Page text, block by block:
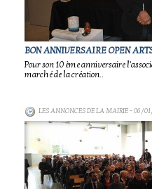
BON ANNIVERSAIRE OPEN
Pour son 10 ème anniversaire
marché de la création..
LES ANNONCES DE LA MAIRIE- 06/